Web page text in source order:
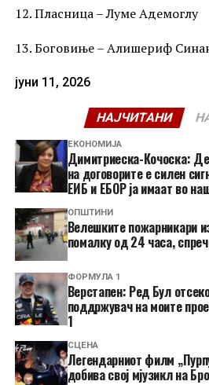
12. Пласница – Луме Адемоглу
13. Боговиње – Алишериф
јуни 11, 2026
НАЈЧИТАНИ
ЕКОНОМИЈА
Димитриеска-Кочоска:
на договорите е силен
ЕИБ и ЕБОР ја имаат во
ОПШТИНИ
Велешките пожарникари
помалку од 24 часа,
ФОРМУЛА 1
Верстапен: Ред Бул
поддржувач на моите
1
СЦЕНА
Легендарниот филм
добива свој мјузикл на